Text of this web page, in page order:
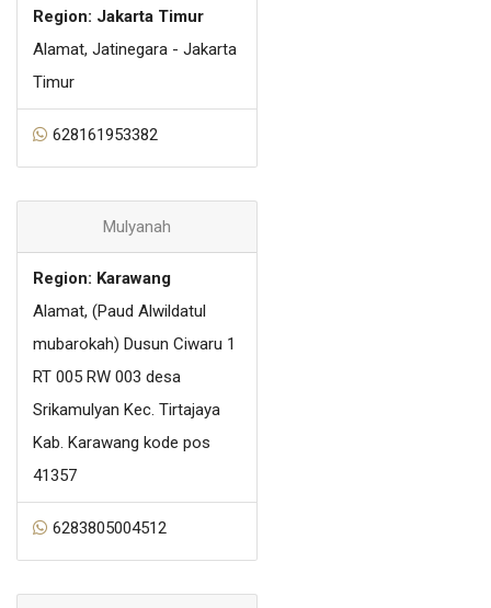
Region: Jakarta Timur
Alamat, Jatinegara - Jakarta
Timur
628161953382
Mulyanah
Region: Karawang
Alamat, (Paud Alwildatul
mubarokah) Dusun Ciwaru 1
RT 005 RW 003 desa
Srikamulyan Kec. Tirtajaya
Kab. Karawang kode pos
41357
6283805004512